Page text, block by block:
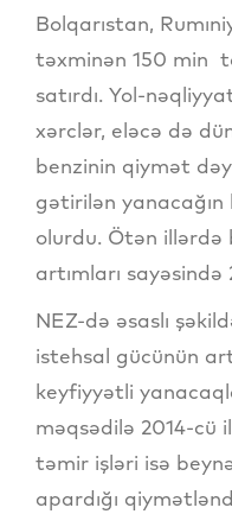
Bolqarıstan,
təxminən 150 min
satırdı. Yol-
xərclər, eləcə də
benzinin qiymət
gətirilən yanacağın
olurdu. Ötən
artımları
NEZ-də əsaslı
istehsal gücünün
keyfiyyətli
məqsədilə 2014-cü
təmir işləri isə
apardığı